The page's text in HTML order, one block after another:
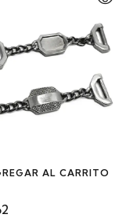
AL CARRITO